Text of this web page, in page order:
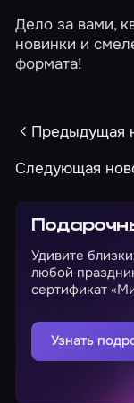
Дело за вами,
новинки и
формата!
Предыдущая
Следующая
Удивите
любой
сертификат
Узнать